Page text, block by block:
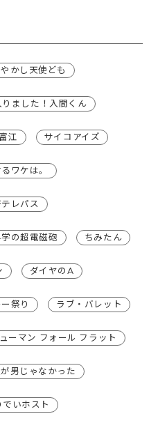
かし天使ども
りました！入間くん
富江 サイコアイズ
ワケは。
レパス
の超電磁砲 ちみたん
ダイヤのA
祭り ラブ・バレット
ーマン フォール フラット
男じゃなかった
でいホスト